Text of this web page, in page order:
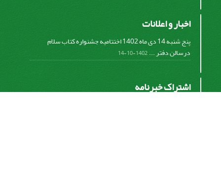
اخبار و اعلانات
پنج شنبه 14 دی ماه 1402 اختتامیه جشنواره کتاب سلام
درسالن دفتر ...1402-10-14
اشتراک خبرنامه